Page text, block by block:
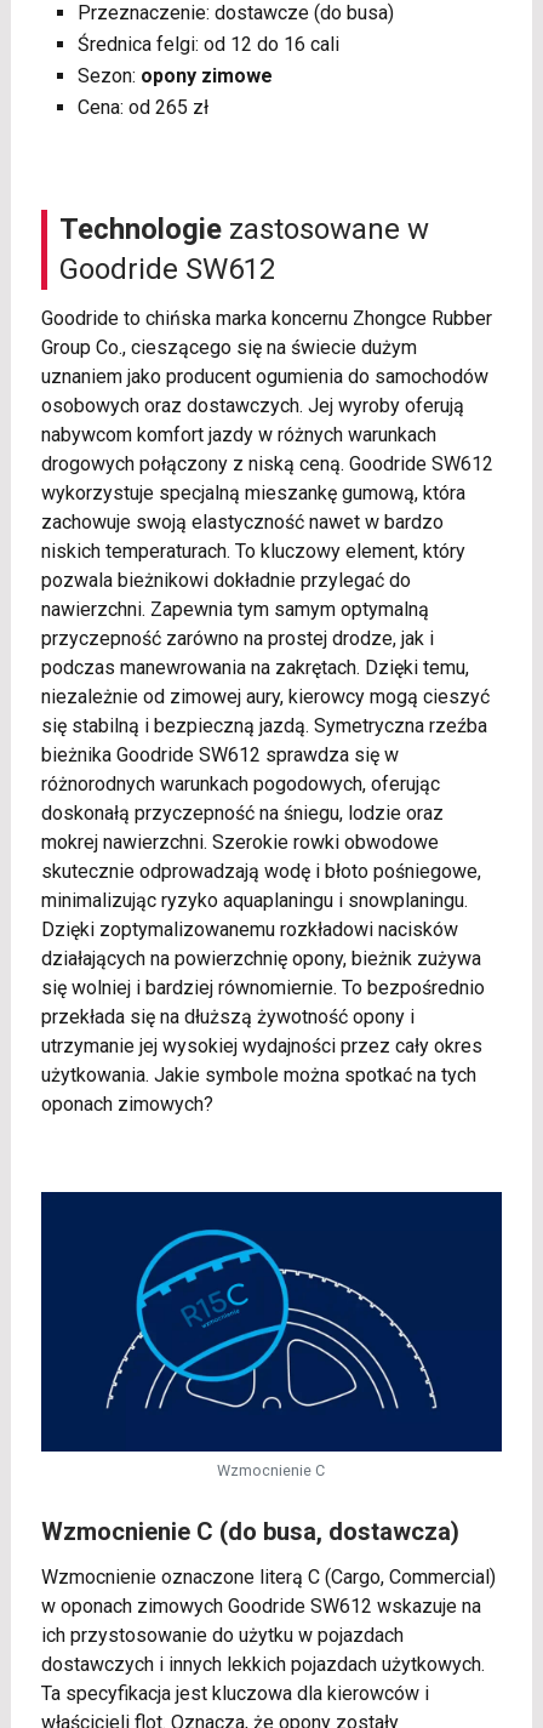
Przeznaczenie: dostawcze (do busa)
Średnica felgi: od 12 do 16 cali
Sezon: opony zimowe
Cena: od 265 zł
Technologiezastosowane w
Goodride SW612
Goodride to chińska marka koncernu Zhongce Rubber
Group Co., cieszącego się na świecie dużym
uznaniem jako producent ogumienia do samochodów
osobowych oraz dostawczych. Jej wyroby oferują
nabywcom komfort jazdy w różnych warunkach
drogowych połączony z niską ceną. Goodride SW612
wykorzystuje specjalną mieszankę gumową, która
zachowuje swoją elastyczność nawet w bardzo
niskich temperaturach. To kluczowy element, który
pozwala bieżnikowi dokładnie przylegać do
nawierzchni. Zapewnia tym samym optymalną
przyczepność zarówno na prostej drodze, jak i
podczas manewrowania na zakrętach. Dzięki temu,
niezależnie od zimowej aury, kierowcy mogą cieszyć
się stabilną i bezpieczną jazdą. Symetryczna rzeźba
bieżnika Goodride SW612 sprawdza się w
różnorodnych warunkach pogodowych, oferując
doskonałą przyczepność na śniegu, lodzie oraz
mokrej nawierzchni. Szerokie rowki obwodowe
skutecznie odprowadzają wodę i błoto pośniegowe,
minimalizując ryzyko aquaplaningu i snowplaningu.
Dzięki zoptymalizowanemu rozkładowi nacisków
działających na powierzchnię opony, bieżnik zużywa
się wolniej i bardziej równomiernie. To bezpośrednio
przekłada się na dłuższą żywotność opony i
utrzymanie jej wysokiej wydajności przez cały okres
użytkowania. Jakie symbole można spotkać na tych
oponach zimowych?
Wzmocnienie C
Wzmocnienie C (do busa, dostawcza)
Wzmocnienie oznaczone literą C (Cargo, Commercial)
w oponach zimowych Goodride SW612 wskazuje na
ich przystosowanie do użytku w pojazdach
dostawczych i innych lekkich pojazdach użytkowych.
Ta specyfikacja jest kluczowa dla kierowców i
właścicieli flot. Oznacza, że opony zostały